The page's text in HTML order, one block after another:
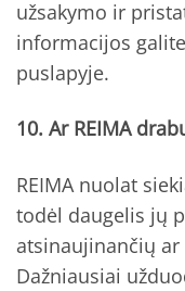
užsakymo ir
informacijos
puslapyje.
10. Ar REIMA
REIMA nuolat
todėl daugelis jų
atsinaujinančių
Dažniausiai